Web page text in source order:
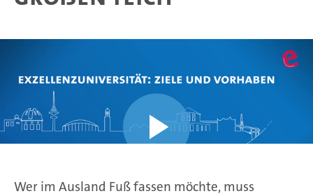
Wer im Ausland Fuß fassen möchte, muss